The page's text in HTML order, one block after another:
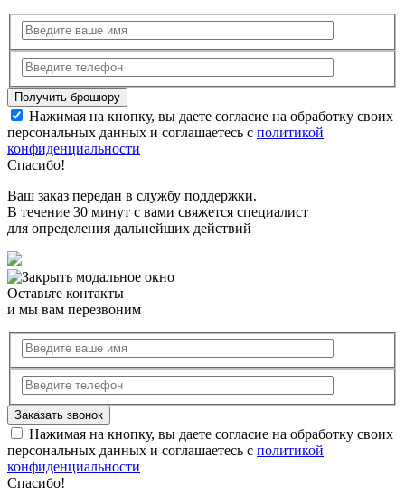
Нажимая на кнопку, вы даете согласие на обработку своих
персональных данных и соглашаетесь с политикой
конфиденциальности
Спасибо!
Ваш заказ передан в службу поддержки.
В течение 30 минут с вами свяжется специалист
для определения дальнейших действий
Оставьте контакты
и мы вам перезвоним
Нажимая на кнопку, вы даете согласие на обработку своих
персональных данных и соглашаетесь с политикой
конфиденциальности
Спасибо!